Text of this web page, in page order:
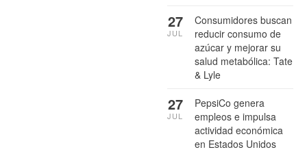
Consumidores buscan
reducir consumo de
azúcar y mejorar su
salud metabólica: Tate
& Lyle
27
JUL
PepsiCo genera
empleos e impulsa
actividad económica
en Estados Unidos
27
JUL